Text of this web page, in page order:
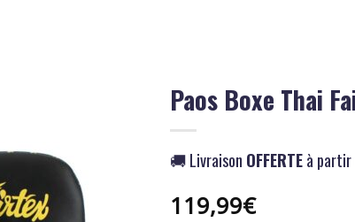
Paos Boxe Thai
🚚 Livraison OFFERTEà
119,99€